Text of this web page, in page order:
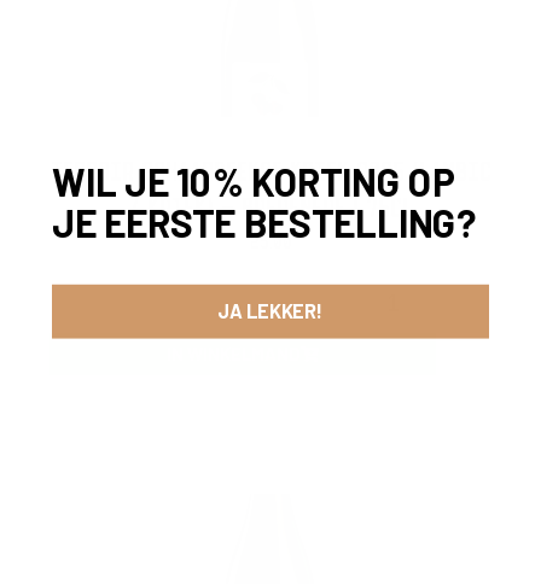
TERROIR SCHAARBEEKSE KRIEK 2025 (LAMBIC
/ KRIEK) – BOERENERF | 75CL
25,00
-
WIL JE 10% KORTING OP
JE EERSTE BESTELLING?
JA LEKKER!